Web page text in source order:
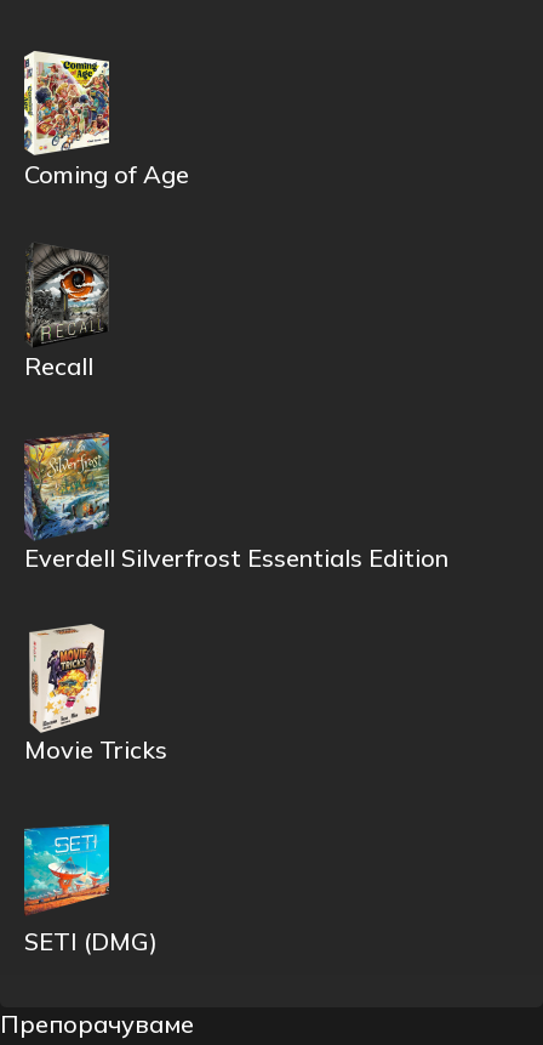
Coming of Age
Recall
Everdell Silverfrost Essentials Edition
Movie Tricks
SETI (DMG)
Препорачуваме